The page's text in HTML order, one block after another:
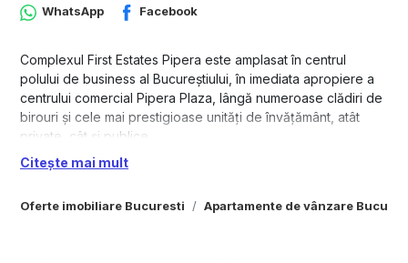
Oferte imobiliare Bucuresti Apartamente de vânzare
WhatsApp Facebook
Complexul First Estates Pipera este amplasat în centrul
polului de business al Bucureștiului, în imediata apropiere a
centrului comercial Pipera Plaza, lângă numeroase clădiri de
birouri și cele mai prestigioase unități de învățământ, atât
private, cât și publice.
Apartament cu 2 camere de vânzare, cu o suprafață
Citește mai mult